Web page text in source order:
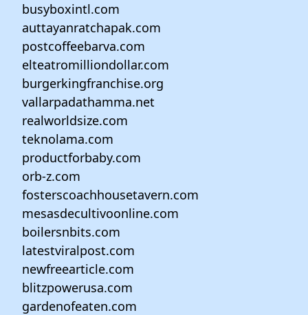
busyboxintl.com
auttayanratchapak.com
postcoffeebarva.com
elteatromilliondollar.com
burgerkingfranchise.org
vallarpadathamma.net
realworldsize.com
teknolama.com
productforbaby.com
orb-z.com
fosterscoachhousetavern.com
mesasdecultivoonline.com
boilersnbits.com
latestviralpost.com
newfreearticle.com
blitzpowerusa.com
gardenofeaten.com